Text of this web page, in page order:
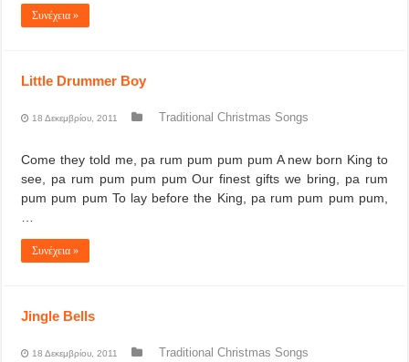
Συνέχεια »
Little Drummer Boy
18 Δεκεμβρίου, 2011 Traditional Christmas Songs
Come they told me, pa rum pum pum pum A new born King to
see, pa rum pum pum pum Our finest gifts we bring, pa rum
pum pum pum To lay before the King, pa rum pum pum pum,
Συνέχεια »
Jingle Bells
18 Δεκεμβρίου, 2011 Traditional Christmas Songs